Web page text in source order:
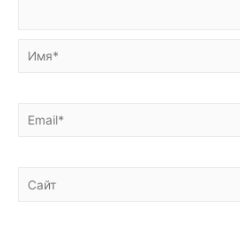
Имя*
Email*
Сайт